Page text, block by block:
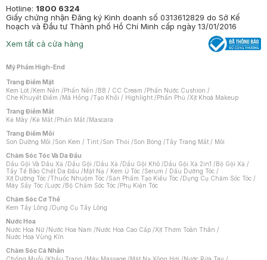
Hotline: 1800 6324
Giấy chứng nhận Đăng ký Kinh doanh số 0313612829 do Sở Kế
hoạch và Đầu tư Thành phố Hồ Chí Minh cấp ngày 13/01/2016
Xem tất cả cửa hàng
Mỹ Phẩm High-End
Trang Điểm Mặt
Kem Lót /Kem Nền /Phấn Nền /BB / CC Cream /Phấn Nước Cushion /
Che Khuyết Điểm /Má Hồng /Tạo Khối / Highlight /Phấn Phủ /Xịt Khoá Makeup
Trang Điểm Mắt
Kẻ Mày /Kẻ Mắt /Phấn Mắt /Mascara
Trang Điểm Môi
Son Dưỡng Môi /Son Kem / Tint /Son Thỏi /Son Bóng /Tẩy Trang Mắt / Môi
Chăm Sóc Tóc Và Da Đầu
Dầu Gội Và Dầu Xả /Dầu Gội /Dầu Xả /Dầu Gội Khô /Dầu Gội Xả 2in1 /Bộ Gội Xả /
Tẩy Tế Bào Chết Da Đầu /Mặt Nạ / Kem Ủ Tóc /Serum / Dầu Dưỡng Tóc /
Xịt Dưỡng Tóc /Thuốc Nhuộm Tóc /Sản Phẩm Tạo Kiểu Tóc /Dụng Cụ Chăm Sóc Tóc /
Máy Sấy Tóc /Lược /Bộ Chăm Sóc Tóc /Phụ Kiện Tóc
Chăm Sóc Cơ Thể
Kem Tẩy Lông /Dụng Cụ Tẩy Lông
Nước Hoa
Nước Hoa Nữ /Nước Hoa Nam /Nước Hoa Cao Cấp /Xịt Thơm Toàn Thân /
Nước Hoa Vùng Kín
Chăm Sóc Cá Nhân